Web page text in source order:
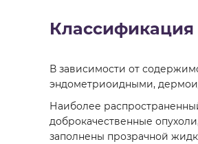
Классификация
В зависимости от
эндометриоидными,
Наиболее
доброкачественные
заполнены прозрачной